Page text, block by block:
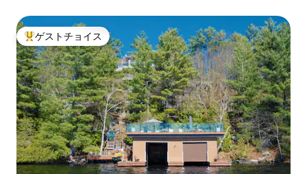
大好評のゲストチョイスです。
ゲストチョイス